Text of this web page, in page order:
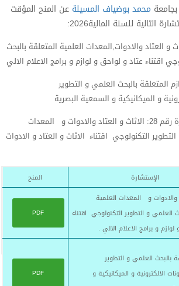
بجامعة محمد بوضياف المسيلةعن المنح المؤقت
التالية للسنة المالية2026:
رقم27: الاثاث و العتاد والادوات,المعدات العلمية المتعلقة بالبحث
اقتناء عتاد و لواحق و لوازم و برامج الاعلام الالي
رقم 29:اللوازم المتعلقة بالبحث العلمي و التطوير
و الميكانيكية و السمعية البصرية
🔹 الحصة الثالثة الاستشارة رقم 28: الاثاث و العتاد والادوات و المعدات
التكنولوجي اقتناء الاثاث و العتاد و الادوات
الإستشارة المنح
والادوات و المعدات العلمية
العلمي و التطوير التكنولوجي اقتناء
و برامج الاعلام الالي .
PDF
بالبحث العلمي و التطوير
الالكترونية و الميكانيكية و
PDF